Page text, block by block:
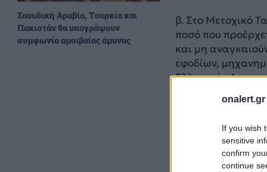
onalert.gr
If you wish
sensitive
confirm
continue
Σαουδική Αραβία, Τουρκία και
Πακιστάν θα υπογράψουν
συμφωνία αμοιβαίας άμυνας
β. Στο Μετοχικό
ποσό που
και μη
εφοδίων,
Ελληνικής